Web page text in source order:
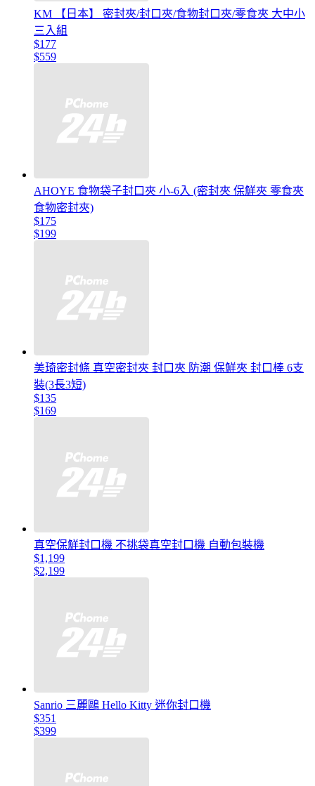
KM 【日本】 密封夾/封口夾/食物封口夾/零食夾 大中小
三入組
$177
$559
AHOYE 食物袋子封口夾 小-6入 (密封夾 保鮮夾 零食夾
食物密封夾)
$175
$199
美琦密封條 真空密封夾 封口夾 防潮 保鮮夾 封口棒 6支
裝(3長3短)
$135
$169
真空保鮮封口機 不挑袋真空封口機 自動包裝機
$1,199
$2,199
Sanrio 三麗鷗 Hello Kitty 迷你封口機
$351
$399